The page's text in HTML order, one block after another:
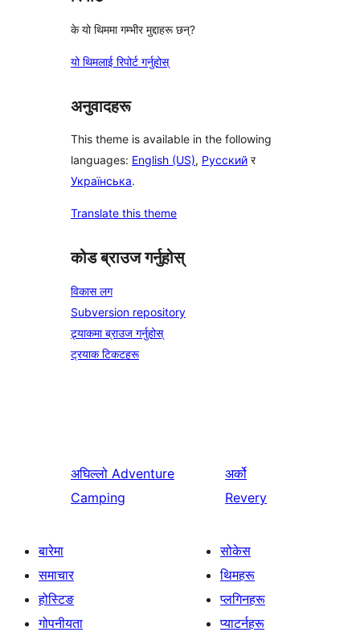
के यो थिममा गम्भीर मुद्दाहरू छन्?
यो थिमलाई रिपोर्ट गर्नुहोस्
अनुवादहरू
This theme is available in the following
languages: English (US), Русский र
Українська.
Translate this theme
कोड ब्राउज गर्नुहोस्
विकास लग
Subversion repository
ट्र्याकमा ब्राउज गर्नुहोस्
ट्रयाक टिकटहरू
अघिल्लो Adventure
Camping
अर्को
Revery
बारेमा
समाचार
होस्टिङ
गोपनीयता
सोकेस
थिमहरू
प्लगिनहरू
प्याटर्नहरू